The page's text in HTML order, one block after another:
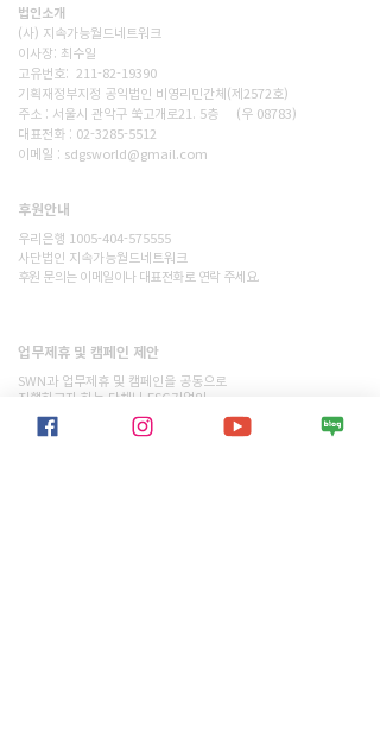
법인소개
(사) 지속가능월드네트워크
이사장: 최수일
고유번호: 211-82-19390
기획재정부지정 공익법인 비영리민간체(제2572호)
주소 : 서울시 관악구 쑥고개로21. 5층 (우 08783)
대표전화 : 02-3285-5512
이메일 : sdgsworld@gmail.com
후원안내
우리은행 1005-404-575555
사단법인 지속가능월드네트워크
​후원 문의는 이메일이나 대표전화로 연락 주세요.
​업무제휴 및 캠페인 제안
SWN과 업무제휴 및 캠페인을 공동으로
진행하고자 하는 단체나 ESG기업의
소중한 제안을 기다립니다.